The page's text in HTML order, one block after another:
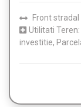
Front stradal
Utilitati
investitie,